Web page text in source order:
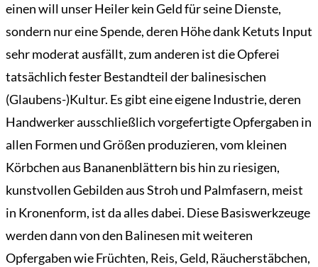
einen will unser Heiler kein Geld für seine Dienste,
sondern nur eine Spende, deren Höhe dank Ketuts Input
sehr moderat ausfällt, zum anderen ist die Opferei
tatsächlich fester Bestandteil der balinesischen
(Glaubens-)Kultur. Es gibt eine eigene Industrie, deren
Handwerker ausschließlich vorgefertigte Opfergaben in
allen Formen und Größen produzieren, vom kleinen
Körbchen aus Bananenblättern bis hin zu riesigen,
kunstvollen Gebilden aus Stroh und Palmfasern, meist
in Kronenform, ist da alles dabei. Diese Basiswerkzeuge
werden dann von den Balinesen mit weiteren
Opfergaben wie Früchten, Reis, Geld, Räucherstäbchen,